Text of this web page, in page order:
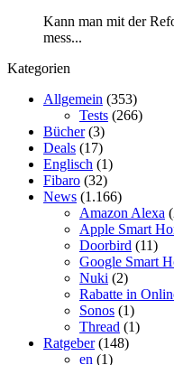
Kann man mit der
mess...
Kategorien
Allgemein (353)
Tests (266)
Bücher(3)
Deals (17)
Englisch (1)
Fibaro (32)
News (1.166)
Amazon Alexa
Apple Smart
Doorbird (11)
Google Smart
Nuki (2)
Rabatte in
Sonos (1)
Thread (1)
Ratgeber(148)
en (1)